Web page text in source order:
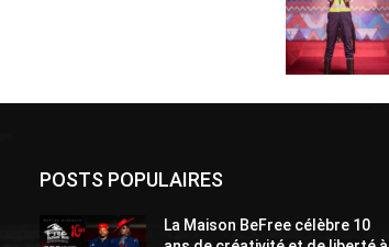
POSTS POPULAIRES
La Maison BeFree célèbre 10